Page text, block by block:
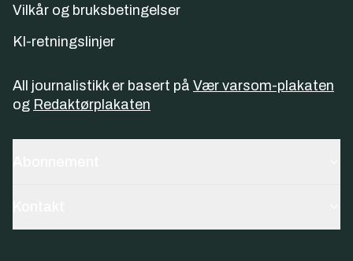
Vilkår og bruksbetingelser
KI-retningslinjer
All journalistikk er basert på Vær varsom-plakaten
og Redaktørplakaten